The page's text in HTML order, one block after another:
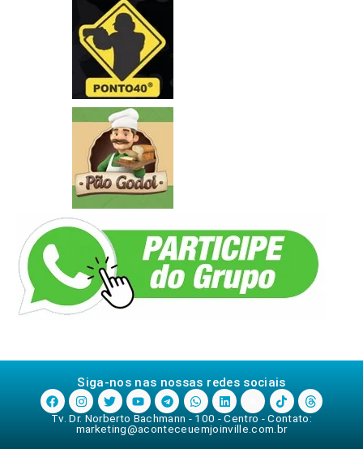
Siga-nos nas nossas redes sociais
Tv. Dr. Norberto Bachmann - 100 - Centro - Contato:
marketing@aconteceuemjoinville.com.br